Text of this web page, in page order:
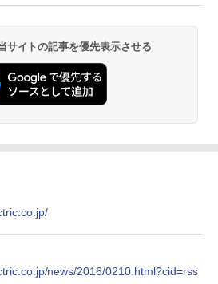
サイトの記事を優先表示させる
news/2016/0210.html?cid=rss